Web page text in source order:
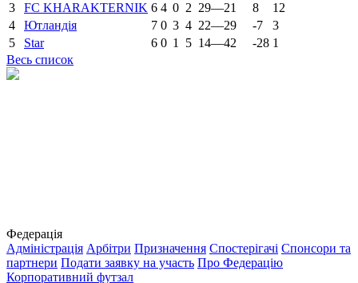
3
FC KHARAKTERNIK 6 4 0 2 29—21 8
12
4
Ютландія 7 0 3 4 22—29 -7
3
5
Star 6 0 1 5 14—42 -28 1
Весь список
Федерація
Адміністрація Арбітри Призначення Спостерігачі Спонсори та
партнери Подати заявку на участь Про Федерацію
Корпоративний футзал